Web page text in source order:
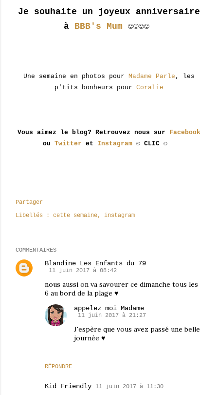
Je souhaite un joyeux anniversaire
à BBB's Mum☺☺☺☺
Une semaine en photos pour Madame Parle , les
p'tits bonheurs pour Coralie
Vous aimez le blog? Retrouvez nous sur
Facebook
ou Twitter et Instagram ☺ CLIC ☺
Partager
Libellés :
cette semaine instagram
COMMENTAIRES
Blandine Les Enfants du 79
11 juin 2017 à 08:42
nous aussi on va savourer ce dimanche tous les
6 au bord de la plage ♥
RÉPONDRE
appelez moi Madame
11 juin 2017 à 21:27
J'espère que vous avez passé une belle
journée ♥
Kid Friendly 11 juin 2017 à 11:30